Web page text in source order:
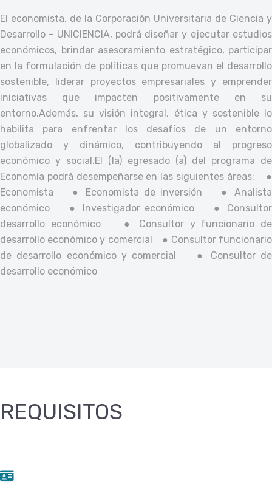
El economista, de la Corporación Universitaria de Ciencia y
Desarrollo - UNICIENCIA, podrá diseñar y ejecutar estudios
económicos, brindar asesoramiento estratégico, participar
en la formulación de políticas que promuevan el desarrollo
sostenible, liderar proyectos empresariales y emprender
iniciativas que impacten positivamente en su
entorno.Además, su visión integral, ética y sostenible lo
habilita para enfrentar los desafíos de un entorno
globalizado y dinámico, contribuyendo al progreso
económico y social.El (la) egresado (a) del programa de
Economía podrá desempeñarse en las siguientes áreas: ●
Economista ● Economista de inversión ● Analista
económico ● Investigador económico ● Consultor
desarrollo económico● Consultor y funcionario de
desarrollo económico y comercial ● Consultor funcionario
de desarrollo económico y comercial ● Consultor de
desarrollo económico
REQUISITOS